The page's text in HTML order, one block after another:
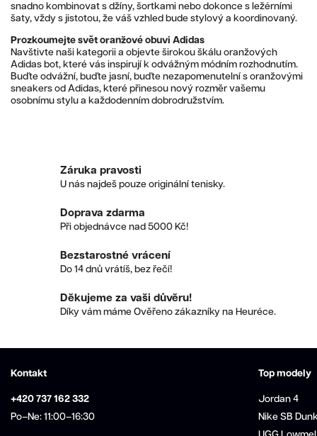
snadno kombinovat s džíny, šortkami nebo dokonce s ležérními
šaty, vždy s jistotou, že váš vzhled bude stylový a koordinovaný.
Prozkoumejte svět oranžové obuvi Adidas
Navštivte naši kategorii a objevte širokou škálu oranžových
Adidas bot, které vás inspirují k odvážným módním rozhodnutím.
Buďte odvážní, buďte jasní, buďte nezapomenutelní s oranžovými
sneakers od Adidas, které přinesou nový rozměr vašemu
osobnímu stylu a každodenním dobrodružstvím.
Záruka pravosti
U nás najdeš pouze originální tenisky.
Doprava zdarma
Při objednávce nad 5000 Kč!
Bezstarostné vrácení
Do 14 dnů vrátíš, bez řečí!
Děkujeme za vaši důvěru!
Díky vám máme Ověřeno zákazníky na Heuréce.
Kontakt
+420 737 162 332
Po–Ne: 11:00–16:30
Top modely
Jordan 4
Nike SB